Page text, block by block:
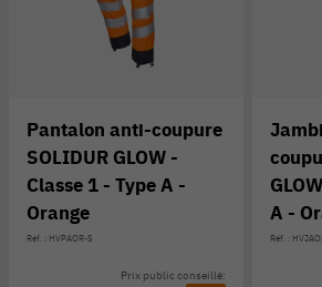
Pantalon anti-coupure
SOLIDUR GLOW -
Classe 1 - Type A -
Orange
Réf. : HVPAOR-S
Prix public conseillé:
A -
Réf. :